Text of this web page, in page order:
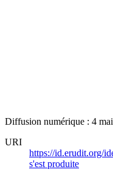
Diffusion numérique : 4
URI
https://id.erudit.org/
s'est produite